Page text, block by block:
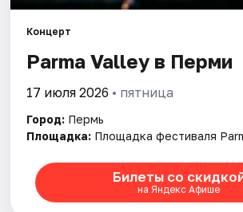
Площадки
Артисты
Рейтинги
Концерт
Parma Valley в Перми
17 июля 2026 • пятница
Город: Пермь
Площадка: Площадка фестиваля
Билеты со
на Яндекс Афише